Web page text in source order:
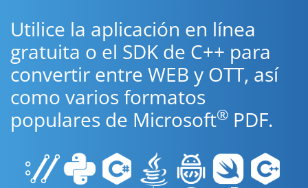
Utilice la aplicación en línea
gratuita o el SDK de C++ para
convertir entre WEB y OTT, así
como varios formatos
populares de Microsoft® PDF.